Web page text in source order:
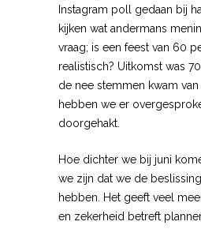
Instagram poll gedaan bij
kijken wat andermans
vraag; is een feest van 60
realistisch? Uitkomst was
de nee stemmen kwam
hebben we er
doorgehakt.
Hoe dichter we bij juni
we zijn dat we de
hebben. Het geeft veel
en zekerheid betreft